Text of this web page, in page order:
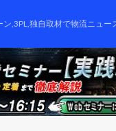
,3PL,独自取材で物流ニュー